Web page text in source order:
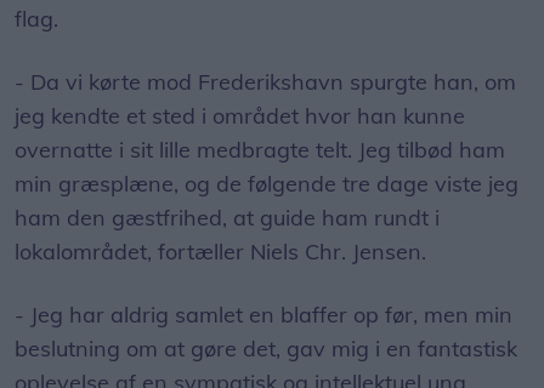
flag.
- Da vi kørte mod Frederikshavn spurgte han, om
jeg kendte et sted i området hvor han kunne
overnatte i sit lille medbragte telt. Jeg tilbød ham
min græsplæne, og de følgende tre dage viste jeg
ham den gæstfrihed, at guide ham rundt i
lokalområdet, fortæller Niels Chr. Jensen.
- Jeg har aldrig samlet en blaffer op før, men min
beslutning om at gøre det, gav mig i en fantastisk